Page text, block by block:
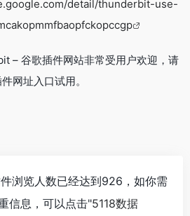
detail/thunderbit-use-
– 谷歌插件网站非常受用户欢迎，请
网址入口试用。
浏览人数已经达到926，如你需
信息，可以点击"5118数据